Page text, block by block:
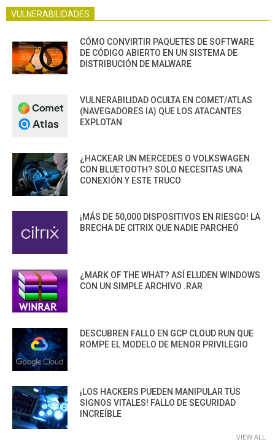
VULNERABILIDADES
CÓMO CONVIRTIR PAQUETES DE SOFTWARE
DE CÓDIGO ABIERTO EN UN SISTEMA DE
DISTRIBUCIÓN DE MALWARE
VULNERABILIDAD OCULTA EN COMET/ATLAS
(NAVEGADORES IA) QUE LOS ATACANTES
EXPLOTAN
¿HACKEAR UN MERCEDES O VOLKSWAGEN
CON BLUETOOTH? SOLO NECESITAS UNA
CONEXIÓN Y ESTE TRUCO
¡MÁS DE 50,000 DISPOSITIVOS EN RIESGO! LA
BRECHA DE CITRIX QUE NADIE PARCHEÓ
¿MARK OF THE WHAT? ASÍ ELUDEN WINDOWS
CON UN SIMPLE ARCHIVO .RAR
DESCUBREN FALLO EN GCP CLOUD RUN QUE
ROMPE EL MODELO DE MENOR PRIVILEGIO
¡LOS HACKERS PUEDEN MANIPULAR TUS
SIGNOS VITALES! FALLO DE SEGURIDAD
INCREÍBLE
VIEW ALL